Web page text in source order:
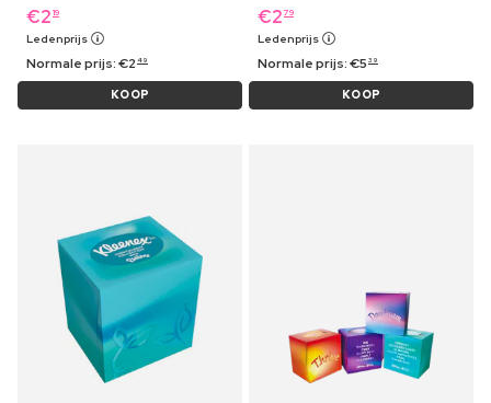
€2 19
Ledenprijs
Normale prijs:€2 49
KOOP
€2 79
Ledenprijs
Normale prijs:€5 39
KOOP